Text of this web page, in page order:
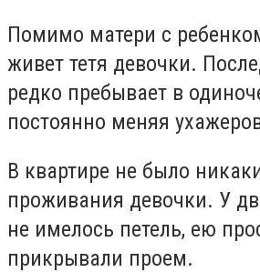
Помимо матери с
живет тетя девочки.
редко пребывает в
постоянно меняя
В квартире не было
проживания девочки. У
не имелось петель, ею
прикрывали проем.